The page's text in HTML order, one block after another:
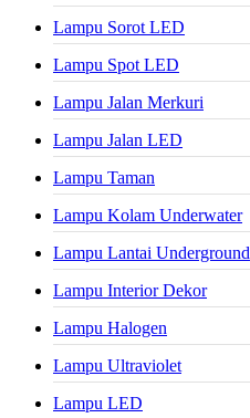
Lampu Sorot LED
Lampu Spot LED
Lampu Jalan Merkuri
Lampu Jalan LED
Lampu Taman
Lampu Kolam Underwater
Lampu Lantai Underground
Lampu Interior Dekor
Lampu Halogen
Lampu Ultraviolet
Lampu LED